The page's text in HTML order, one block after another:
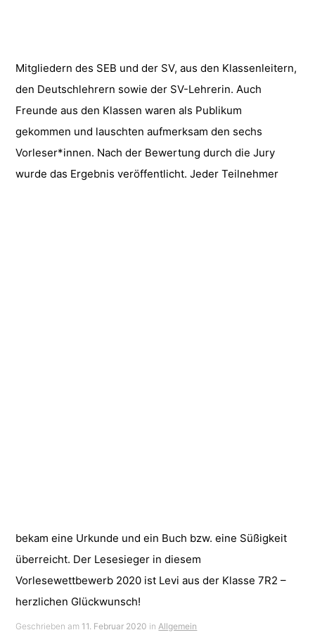
Mitgliedern des SEB und der SV, aus den Klassenleitern,
den Deutschlehrern sowie der SV-Lehrerin. Auch
Freunde aus den Klassen waren als Publikum
gekommen und lauschten aufmerksam den sechs
Vorleser*innen. Nach der Bewertung durch die Jury
wurde das Ergebnis veröffentlicht.Jeder Teilnehmer
bekam eine Urkunde und ein Buch bzw. eine Süßigkeit
überreicht. Der Lesesieger in diesem
Vorlesewettbewerb 2020 ist Levi aus der Klasse 7R2 –
herzlichen Glückwunsch!
Geschrieben am 11. Februar 2020 inAllgemein